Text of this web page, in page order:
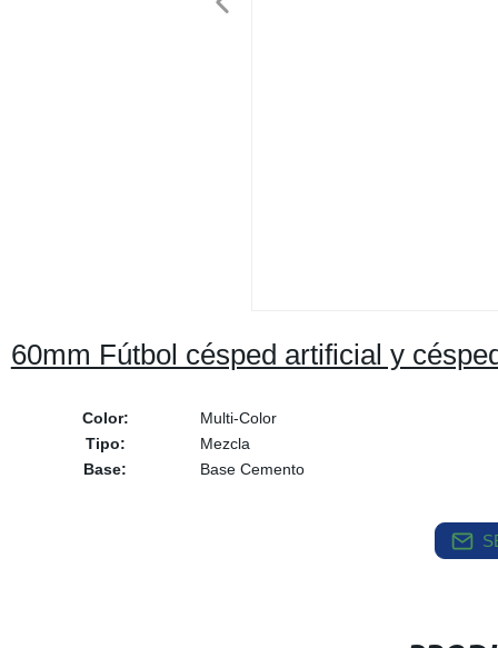
60mm Fútbol césped artificial y
Color:
Multi-Color
Tipo:
Mezcla
Base:
Base Cemento